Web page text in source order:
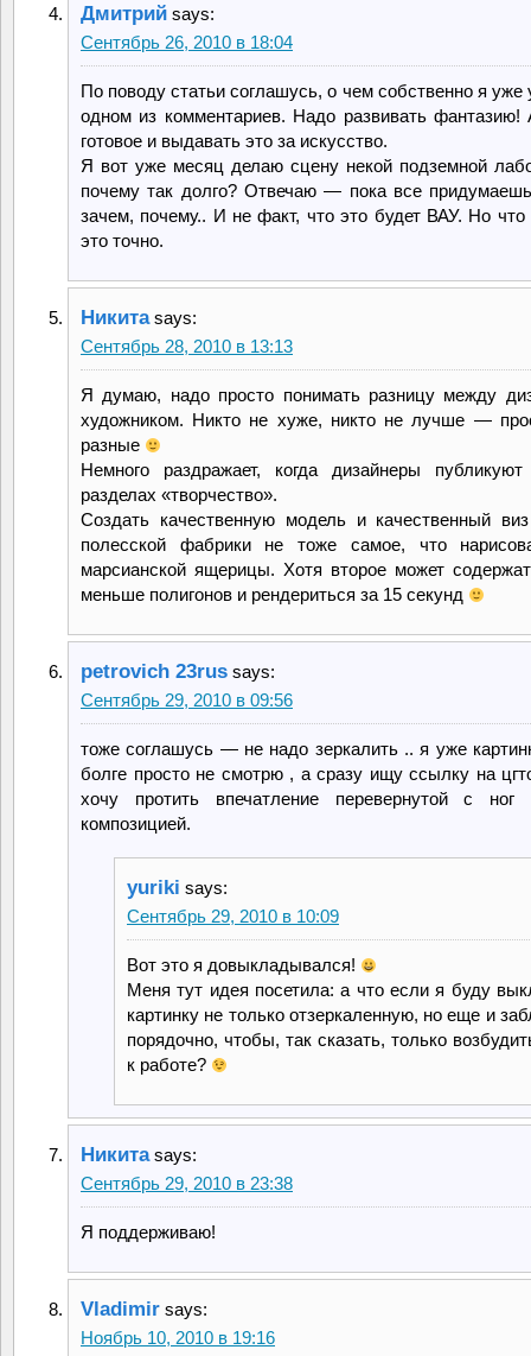
Дмитрий says:
Сентябрь 26, 2010 в 18:04
По поводу статьи соглашусь, о чем собственно я уже
одном из комментариев. Надо развивать фантазию!
готовое и выдавать это за искусство.
Я вот уже месяц делаю сцену некой подземной
почему так долго? Отвечаю — пока все
зачем, почему.. И не факт, что это будет ВАУ. Но что
это точно.
Никита says:
Сентябрь 28, 2010 в 13:13
Я думаю, надо просто понимать разницу между
художником. Никто не хуже, никто не лучше —
разные
Немного раздражает, когда дизайнеры
разделах «творчество».
Создать качественную модель и качественный виз
полесской фабрики не тоже самое, что
марсианской ящерицы. Хотя второе может
меньше полигонов и рендериться за 15 секунд
petrovich 23rus says:
Сентябрь 29, 2010 в 09:56
тоже соглашусь — не надо зеркалить .. я уже
болге просто не смотрю , а сразу ищу ссылку на
хочу протить впечатление перевернутой с ног
композицией.
yuriki says:
Сентябрь 29, 2010 в 10:09
Вот это я довыкладывался!
Меня тут идея посетила: а что если я буду
картинку не только отзеркаленную, но еще и
порядочно, чтобы, так сказать, только
к работе?
Никита says:
Сентябрь 29, 2010 в 23:38
Я поддерживаю!
Vladimir says:
Ноябрь 10, 2010 в 19:16